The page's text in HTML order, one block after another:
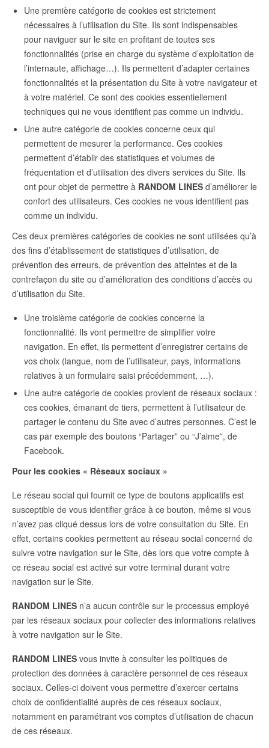
Une première catégorie de cookies est strictement
nécessaires à l’utilisation du Site. Ils sont indispensables
pour naviguer sur le site en profitant de toutes ses
fonctionnalités (prise en charge du système d’exploitation de
l’internaute, affichage…). Ils permettent d’adapter certaines
fonctionnalités et la présentation du Site à votre navigateur et
à votre matériel. Ce sont des cookies essentiellement
techniques qui ne vous identifient pas comme un individu.
Une autre catégorie de cookies concerne ceux qui
permettent de mesurer la performance. Ces cookies
permettent d’établir des statistiques et volumes de
fréquentation et d’utilisation des divers services du Site. Ils
ont pour objet de permettre à RANDOM LINES d’améliorer le
confort des utilisateurs. Ces cookies ne vous identifient pas
comme un individu.
Ces deux premières catégories de cookies ne sont utilisées qu’à
des fins d’établissement de statistiques d’utilisation, de
prévention des erreurs, de prévention des atteintes et de la
contrefaçon du site ou d’amélioration des conditions d’accès ou
d’utilisation du Site.
Une troisième catégorie de cookies concerne la
fonctionnalité. Ils vont permettre de simplifier votre
navigation. En effet, ils permettent d’enregistrer certains de
vos choix (langue, nom de l’utilisateur, pays, informations
relatives à un formulaire saisi précédemment, …).
Une autre catégorie de cookies provient de réseaux sociaux :
ces cookies, émanant de tiers, permettent à l’utilisateur de
partager le contenu du Site avec d’autres personnes. C’est le
cas par exemple des boutons “Partager” ou “J’aime”, de
Facebook.
Pour les cookies « Réseaux sociaux »
Le réseau social qui fournit ce type de boutons applicatifs est
susceptible de vous identifier grâce à ce bouton, même si vous
n’avez pas cliqué dessus lors de votre consultation du Site. En
effet, certains cookies permettent au réseau social concerné de
suivre votre navigation sur le Site, dès lors que votre compte à
ce réseau social est activé sur votre terminal durant votre
navigation sur le Site.
RANDOM LINES n’a aucun contrôle sur le processus employé
par les réseaux sociaux pour collecter des informations relatives
à votre navigation sur le Site.
RANDOM LINES vous invite à consulter les politiques de
protection des données à caractère personnel de ces réseaux
sociaux. Celles-ci doivent vous permettre d’exercer certains
choix de confidentialité auprès de ces réseaux sociaux,
notamment en paramétrant vos comptes d’utilisation de chacun
de ces réseaux.